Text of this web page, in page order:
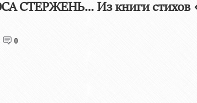
СТЕРЖЕНЬ… Из книги стихов
0